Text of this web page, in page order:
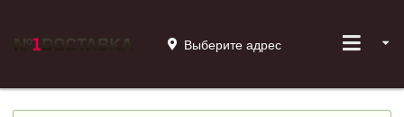
Выберите адрес